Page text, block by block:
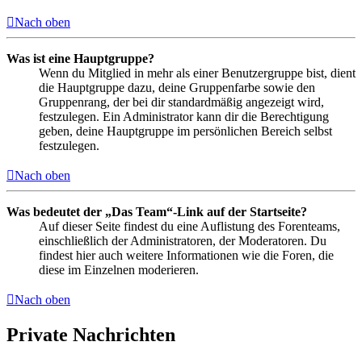
Nach oben
Was ist eine Hauptgruppe?
Wenn du Mitglied in mehr als einer Benutzergruppe bist, dient
die Hauptgruppe dazu, deine Gruppenfarbe sowie den
Gruppenrang, der bei dir standardmäßig angezeigt wird,
festzulegen. Ein Administrator kann dir die Berechtigung
geben, deine Hauptgruppe im persönlichen Bereich selbst
festzulegen.
Nach oben
Was bedeutet der „Das Team“-Link auf der Startseite?
Auf dieser Seite findest du eine Auflistung des Forenteams,
einschließlich der Administratoren, der Moderatoren. Du
findest hier auch weitere Informationen wie die Foren, die
diese im Einzelnen moderieren.
Nach oben
Private Nachrichten